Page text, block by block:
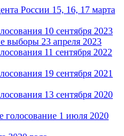
России 15, 16, 17 марта
10 сентября 2023
выборы 23 апреля 2023
11 сентября 2022
19 сентября 2021
13 сентября 2020
голосование 1 июля 2020